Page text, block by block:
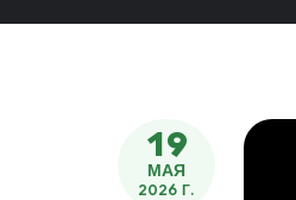
19
МАЯ
2026 Г.